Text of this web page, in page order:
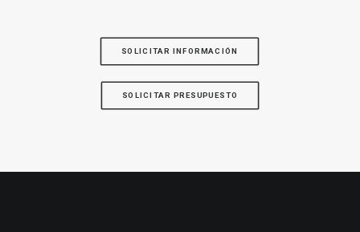
SOLICITAR INFORMACIÓN
SOLICITAR PRESUPUESTO